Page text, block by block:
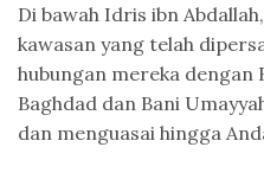
Di bawah Idris ibn
kawasan yang telah
hubungan mereka dengan
Baghdad dan Bani
dan menguasai hingga